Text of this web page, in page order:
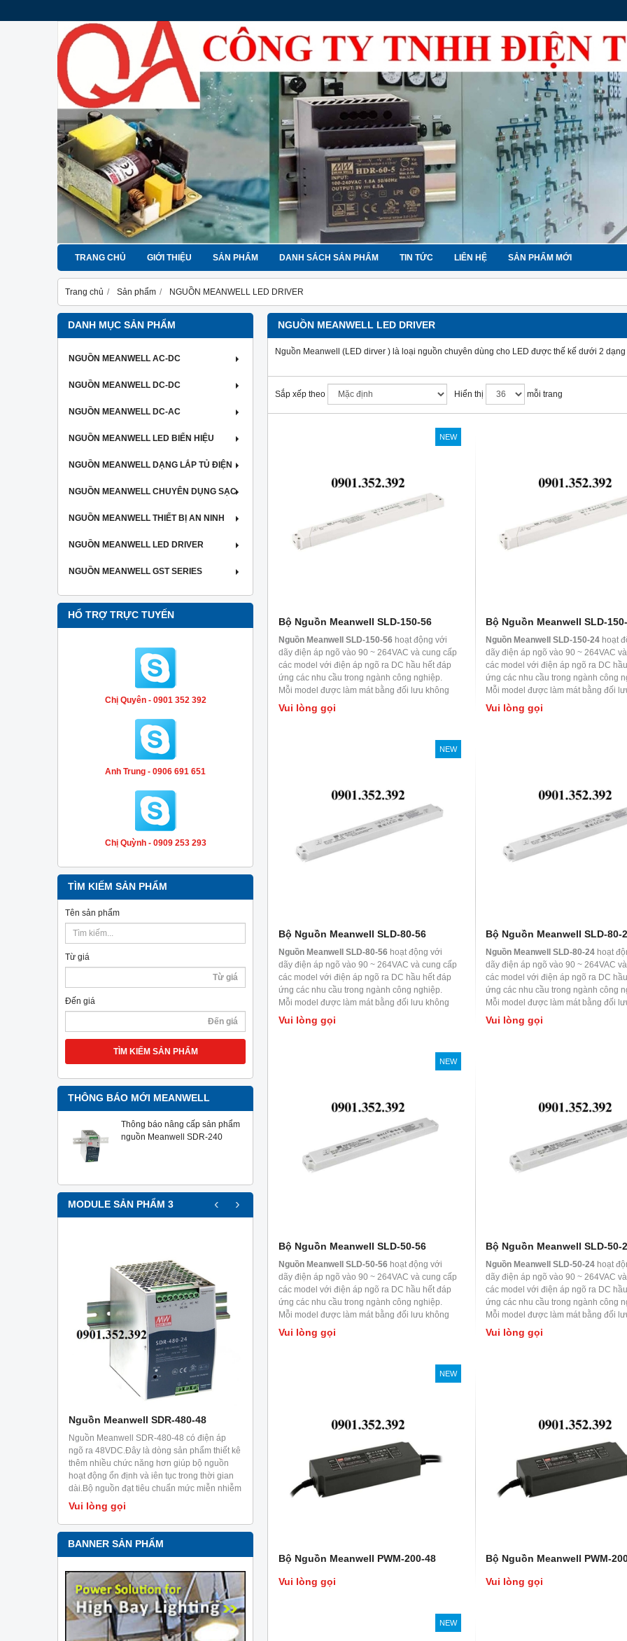
TRANG CHỦ GIỚI THIỆU SẢN PHẨM DANH SÁCH SẢN PHẨM TIN TỨC LIÊN HỆ SẢN PHẨM MỚI
Trang chủ Sản phẩm NGUỒN MEANWELL LED DRIVER
DANH MỤC SẢN PHẨM
NGUỒN MEANWELL AC-DC
NGUỒN MEANWELL DC-DC
NGUỒN MEANWELL DC-AC
NGUỒN MEANWELL LED BIỂN HIỆU
NGUỒN MEANWELL DẠNG LẮP TỦ ĐIỆN
NGUỒN MEANWELL CHUYÊN DỤNG SẠC
NGUỒN MEANWELL THIẾT BỊ AN NINH
NGUỒN MEANWELL LED DRIVER
NGUỒN MEANWELL GST SERIES
HỔ TRỢ TRỰC TUYẾN
Chị Quyên - 0901 352 392
Anh Trung - 0906 691 651
Chị Quỳnh - 0909 253 293
TÌM KIẾM SẢN PHẨM
Tên sản phẩm
Từ giá
Đến giá
TÌM KIẾM SẢN PHẨM
THÔNG BÁO MỚI MEANWELL
Thông báo nâng cấp sản phẩm
nguồn Meanwell SDR-240
MODULE SẢN PHẨM 3
Nguồn Meanwell SDR-480-48
Nguồn Meanwell SDR-480-48 có điện áp
ngõ ra 48VDC.Đây là dòng sản phẩm thiết kê
thêm nhiều chức năng hơn giúp bộ nguồn
hoạt động ổn định và iên tục trong thời gian
dài.Bộ nguồn đạt tiêu chuẩn mức miễn nhiễm
trong công nghiệp EN61000-6-2.Sản phẩm
chuyên dùng cho tủ điện, có thể cài đặt trên
ray TS35/7.5 hoặc 15.
Vui lòng gọi
Nguồn Meanwell SDR-120-48
ngõ ra 48VDC.Bộ nguồn thiết kế dạng có ray
phía sau, ray này chuyên dùng lắp trong tủ
điện dạng ray TS-35/7.5 hoặc 15.Thiết kế
dạng công tăc rờ le DC OK.
Nguồn Meanwell RSP-2400-48
dụng chính trong viễn thông,phát thanh
truyền hình và truyền hình kỹ thuật số.Ngoải
ra còn ứng dụng cung cấp nguồn cho các đài
và trạm rada dùng trong dân sự và kể cả
‹ ›
BANNER SẢN PHẨM
NGUỒN MEANWELL LED DRIVER
Nguồn Meanwell (LED dirver ) là loại nguồn chuyên dùng cho LED được thế kế dưới 2
Sắp xếp theo Hiển thị mỗi trang
NEW
Bộ Nguồn Meanwell SLD-150-56
Nguồn Meanwell SLD-150-56 hoạt động với
dãy điện áp ngõ vào 90 ~ 264VAC và cung cấp
các model với điện áp ngõ ra DC hầu hết đáp
ứng các nhu cầu trong ngành công nghiệp.
Mỗi model được làm mát bằng đối lưu không
khí, nhiệt độ làm việc lên đến 70
dụng kiểm soát nhà máy hoặc thiết bị tự động
liên quan đến laser, cơ sở đốt cháy, ứng dụng
Vui lòng gọi
Bộ Nguồn Meanwell SLD-
Nguồn Meanwell SLD-150-24hoạt
dãy điện áp ngõ vào 90 ~ 264VAC
các model với điện áp ngõ ra DC
ứng các nhu cầu trong ngành công
Mỗi model được làm mát bằng đối
khí, nhiệt độ làm việc lên đến 70
dụng kiểm soát nhà máy hoặc thiết bị
liên quan đến laser, cơ sở đốt cháy,
Vui lòng gọi
NEW
Bộ Nguồn Meanwell SLD-80-56
Nguồn Meanwell SLD-80-56 hoạt động với
dãy điện áp ngõ vào 90 ~ 264VAC và cung cấp
các model với điện áp ngõ ra DC hầu hết đáp
ứng các nhu cầu trong ngành công nghiệp.
Mỗi model được làm mát bằng đối lưu không
khí, nhiệt độ làm việc lên đến 70
dụng kiểm soát nhà máy hoặc thiết bị tự động
liên quan đến laser, cơ sở đốt cháy, ứng dụng
Vui lòng gọi
Bộ Nguồn Meanwell SLD-80-
Nguồn Meanwell SLD-80-24hoạt
dãy điện áp ngõ vào 90 ~ 264VAC
các model với điện áp ngõ ra DC
ứng các nhu cầu trong ngành công
Mỗi model được làm mát bằng đối
khí, nhiệt độ làm việc lên đến 70
dụng kiểm soát nhà máy hoặc thiết bị
liên quan đến laser, cơ sở đốt cháy,
Vui lòng gọi
NEW
Bộ Nguồn Meanwell SLD-50-56
Nguồn Meanwell SLD-50-56 hoạt động với
dãy điện áp ngõ vào 90 ~ 264VAC và cung cấp
các model với điện áp ngõ ra DC hầu hết đáp
ứng các nhu cầu trong ngành công nghiệp.
Mỗi model được làm mát bằng đối lưu không
khí, nhiệt độ làm việc lên đến 70
dụng kiểm soát nhà máy hoặc thiết bị tự động
liên quan đến laser, cơ sở đốt cháy, ứng dụng
Vui lòng gọi
Bộ Nguồn Meanwell SLD-50-
Nguồn Meanwell SLD-50-24hoạt
dãy điện áp ngõ vào 90 ~ 264VAC
các model với điện áp ngõ ra DC
ứng các nhu cầu trong ngành công
Mỗi model được làm mát bằng đối
khí, nhiệt độ làm việc lên đến 70
dụng kiểm soát nhà máy hoặc thiết bị
liên quan đến laser, cơ sở đốt cháy,
Vui lòng gọi
NEW
Bộ Nguồn Meanwell PWM-200-48
Vui lòng gọi
Bộ Nguồn Meanwell PWM-
Vui lòng gọi
NEW